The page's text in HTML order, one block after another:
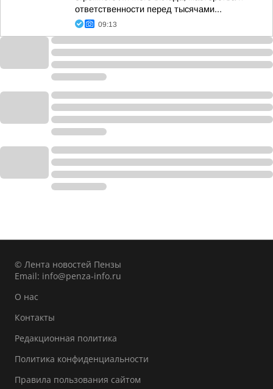
ответственности перед тысячами...
09:13
© Лента новостей Пензы
Email: info@penza-info.ru
О нас
Контакты
Редакционная политика
Политика конфиденциальности
Правила пользования сайтом